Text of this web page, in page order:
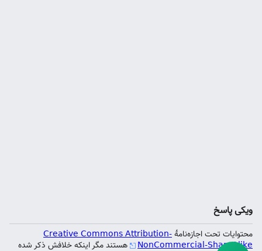
ویکی پاسخ
محتوایات تحت اجازه‌نامهٔCreative Commons Attribution-
NonCommercial-ShareAlike
هستند مگر اینکه خلافش ذکر شده